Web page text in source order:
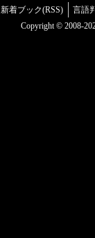
新着ブック(RSS)
言語
Copyright © 2008-